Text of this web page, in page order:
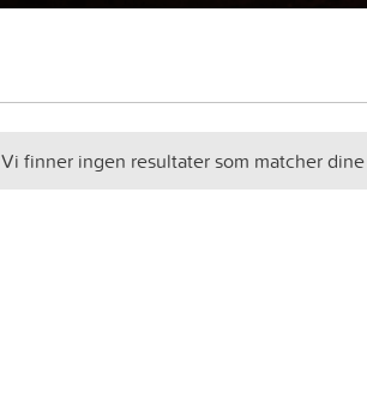
Vi finner ingen resultater som matcher